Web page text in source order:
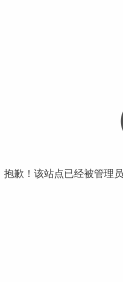
抱歉！该站点已经被管理